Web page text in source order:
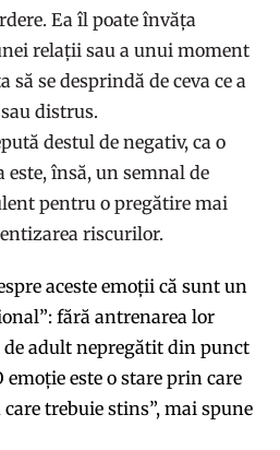
Ea îl poate învăța
relații sau a unui moment
se desprindă de ceva ce a
distrus.
destul de negativ, ca o
este, însă, un semnal de
pentru o pregătire mai
riscurilor.
aceste emoții că sunt un
fără antrenarea lor
adult nepregătit din punct
emoție este o stare prin care
trebuie stins”, mai spune